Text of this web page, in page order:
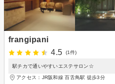
frangipani
4.5
(1件)
駅チカで通いやすいエステサロン☆
アクセス：JR阪和線 百舌鳥駅 徒歩3分